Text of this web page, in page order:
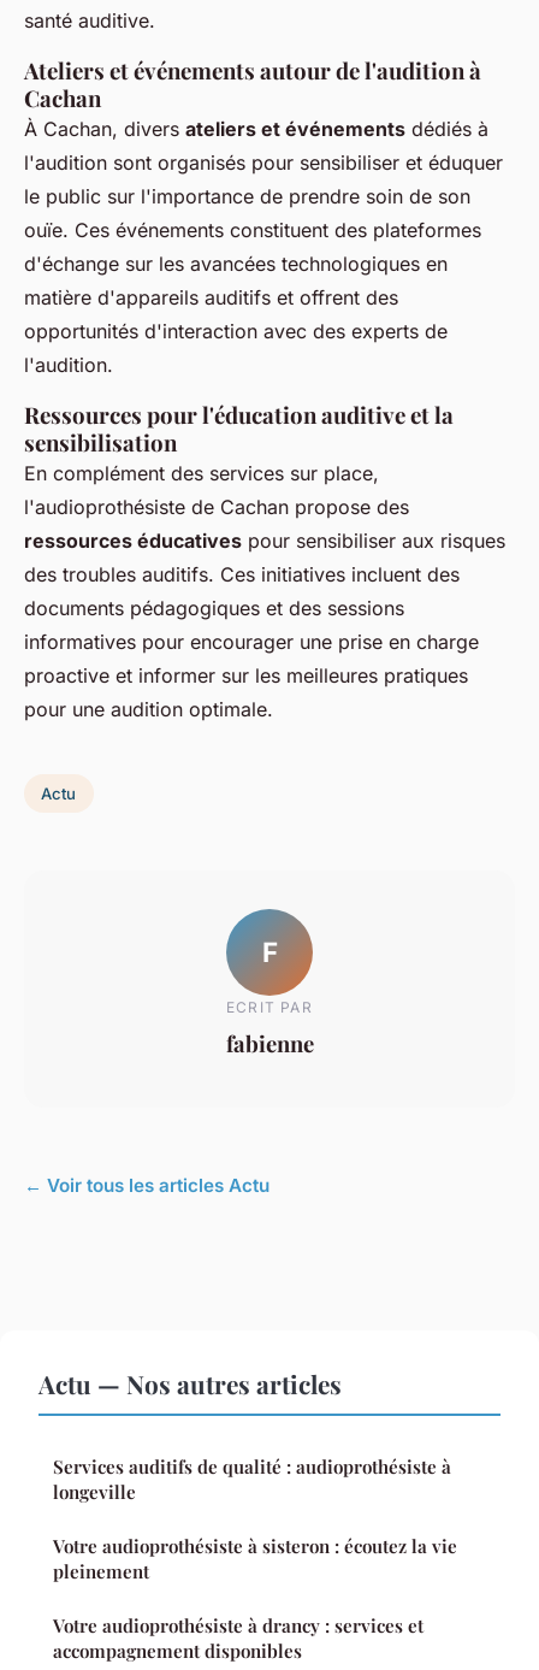
santé auditive.
Ateliers et événements autour de l'audition à
Cachan
À Cachan, divers ateliers et événements dédiés à
l'audition sont organisés pour sensibiliser et éduquer
le public sur l'importance de prendre soin de son
ouïe. Ces événements constituent des plateformes
d'échange sur les avancées technologiques en
matière d'appareils auditifs et offrent des
opportunités d'interaction avec des experts de
l'audition.
Ressources pour l'éducation auditive et la
sensibilisation
En complément des services sur place,
l'audioprothésiste de Cachan propose des
ressources éducatives pour sensibiliser aux risques
des troubles auditifs. Ces initiatives incluent des
documents pédagogiques et des sessions
informatives pour encourager une prise en charge
proactive et informer sur les meilleures pratiques
pour une audition optimale.
Actu
F
ECRIT PAR
fabienne
← Voir tous les articles Actu
Actu — Nos autres articles
Services auditifs de qualité : audioprothésiste à
longeville
Votre audioprothésiste à sisteron : écoutez la vie
pleinement
Votre audioprothésiste à drancy : services et
accompagnement disponibles